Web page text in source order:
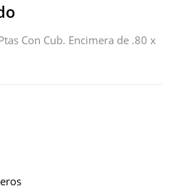
Con Cub. Encimera de .80 x